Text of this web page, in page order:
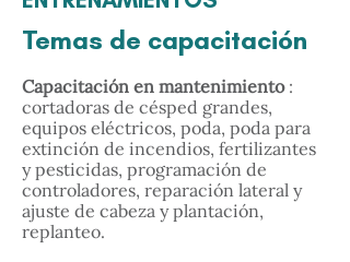
Temas de capacitación
Capacitación en mantenimiento:
cortadoras de césped grandes,
equipos eléctricos, poda, poda para
extinción de incendios, fertilizantes
y pesticidas, programación de
controladores, reparación lateral y
ajuste de cabeza y plantación,
replanteo.